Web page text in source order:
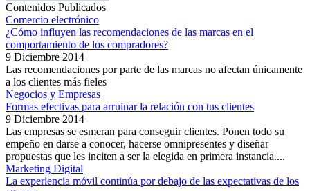
Contenidos Publicados
Comercio electrónico
¿Cómo influyen las recomendaciones de las marcas en el
comportamiento de los compradores?
9 Diciembre 2014
Las recomendaciones por parte de las marcas no afectan únicamente
a los clientes más fieles
Negocios y Empresas
Formas efectivas para arruinar la relación con tus clientes
9 Diciembre 2014
Las empresas se esmeran para conseguir clientes. Ponen todo su
empeño en darse a conocer, hacerse omnipresentes y diseñar
propuestas que les inciten a ser la elegida en primera instancia....
Marketing Digital
La experiencia móvil continúa por debajo de las expectativas de los